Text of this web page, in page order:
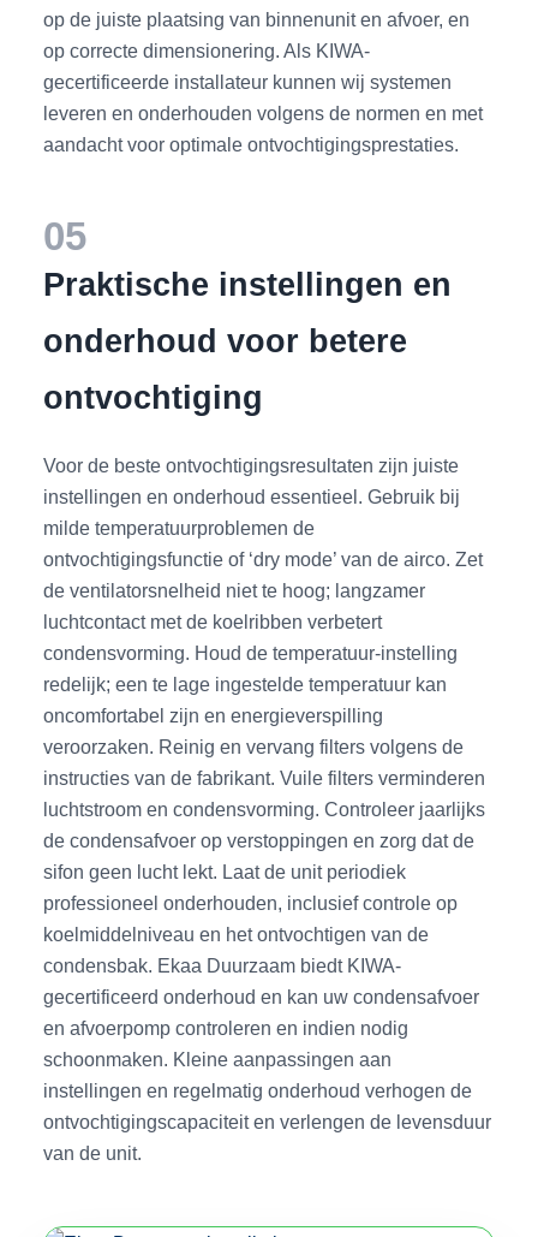
op de juiste plaatsing van binnenunit en afvoer, en
op correcte dimensionering. Als KIWA-
gecertificeerde installateur kunnen wij systemen
leveren en onderhouden volgens de normen en met
aandacht voor optimale ontvochtigingsprestaties.
05
Praktische instellingen en
onderhoud voor betere
ontvochtiging
Voor de beste ontvochtigingsresultaten zijn juiste
instellingen en onderhoud essentieel. Gebruik bij
milde temperatuurproblemen de
ontvochtigingsfunctie of ‘dry mode’ van de airco. Zet
de ventilatorsnelheid niet te hoog; langzamer
luchtcontact met de koelribben verbetert
condensvorming. Houd de temperatuur-instelling
redelijk; een te lage ingestelde temperatuur kan
oncomfortabel zijn en energieverspilling
veroorzaken. Reinig en vervang filters volgens de
instructies van de fabrikant. Vuile filters verminderen
luchtstroom en condensvorming. Controleer jaarlijks
de condensafvoer op verstoppingen en zorg dat de
sifon geen lucht lekt. Laat de unit periodiek
professioneel onderhouden, inclusief controle op
koelmiddelniveau en het ontvochtigen van de
condensbak. Ekaa Duurzaam biedt KIWA-
gecertificeerd onderhoud en kan uw condensafvoer
en afvoerpomp controleren en indien nodig
schoonmaken. Kleine aanpassingen aan
instellingen en regelmatig onderhoud verhogen de
ontvochtigingscapaciteit en verlengen de levensduur
van de unit.